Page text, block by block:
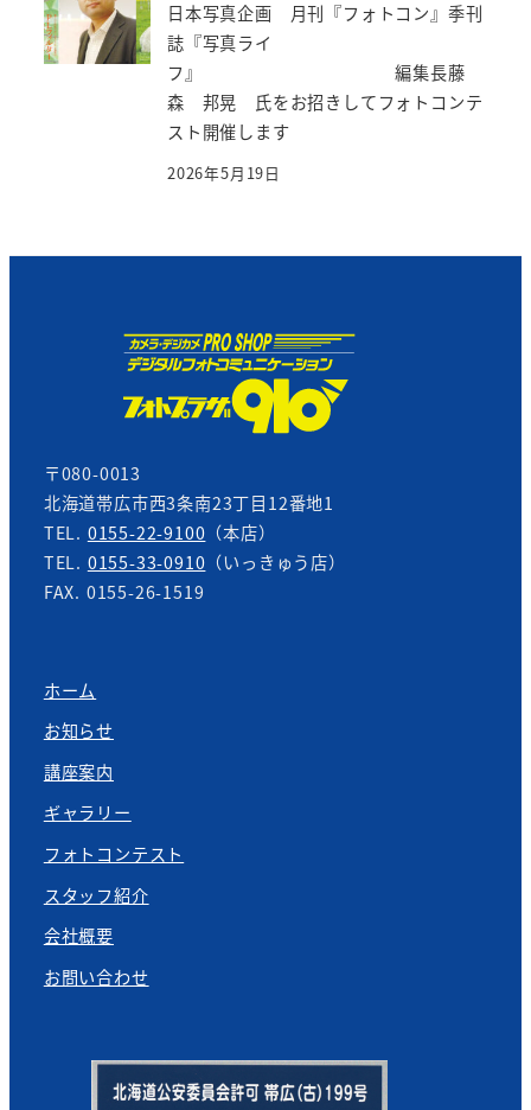
日本写真企画 月刊『フォトコン』季刊
誌『写真ライ
フ』 編集長藤
森 邦晃 氏をお招きしてフォトコンテ
スト開催します
2026年5月19日
〒080-0013
北海道帯広市西3条南23丁目12番地1
TEL. 0155-22-9100 （本店）
TEL. 0155-33-0910 （いっきゅう店）
FAX. 0155-26-1519
ホーム
お知らせ
講座案内
ギャラリー
フォトコンテスト
スタッフ紹介
会社概要
お問い合わせ